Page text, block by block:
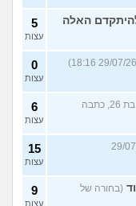
האלה 5
עצות
0
עצות
(Lamali, בת 26, כתבה
6
עצות
25, כתבה ב-29/07/26
15
עצות
(בחורה של
9
עצות